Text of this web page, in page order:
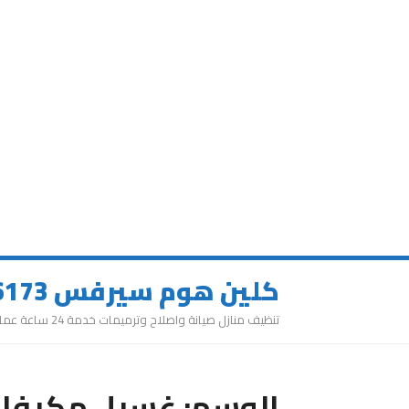
كلين هوم سيرفس 0543626173
تنظيف منازل صيانة واصلاح وترميمات خدمة 24 ساعة عمالة مميزة